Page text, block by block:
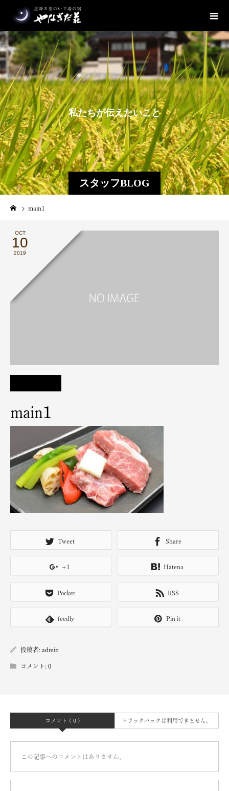
スタッフBLOG
私たちが伝えたいこと
main1
OCT
10
2019
main1
Tweet Share
+1 Hatena
Pocket RSS
feedly Pin it
投稿者: admin
コメント: 0
コメント ( 0 ) トラックバックは利用できません。
この記事へのコメントはありません。